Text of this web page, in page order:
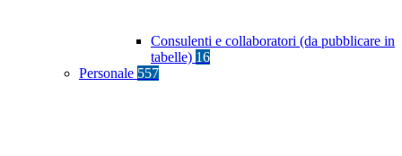
Consulenti e collaboratori (da pubblicare in
tabelle) 16
Personale 557